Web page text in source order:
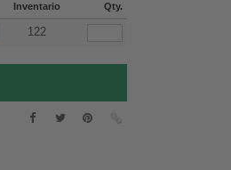
Inventario Qty.
122